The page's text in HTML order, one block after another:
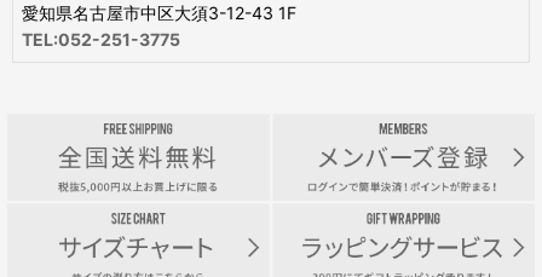
愛知県名古屋市中区大須3-12-43 1F
TEL:052-251-3775